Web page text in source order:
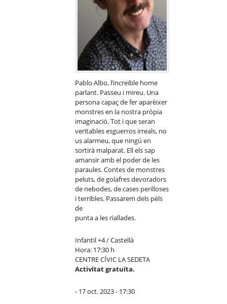
Pablo Albo, l’increïble home
parlant. Passeu i mireu. Una
persona capaç de fer aparèixer
monstres en la nostra pròpia
imaginació. Tot i que seran
veritables esguerros irreals, no
us alarmeu, que ningú en
sortirà malparat. Ell els sap
amansir amb el poder de les
paraules. Contes de monstres
peluts, de golafres devoradors
de nebodes, de cases perilloses
i terribles. Passarem dels pèls
de
punta a les riallades.
Infantil +4 / Castellà
Hora: 17:30 h
CENTRE CÍVIC LA SEDETA
Activitat gratuïta.
- 17 oct. 2023 - 17:30